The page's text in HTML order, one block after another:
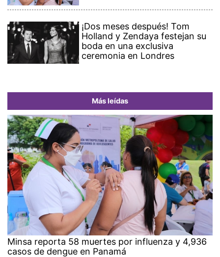
¡Dos meses después! Tom
Holland y Zendaya festejan su
boda en una exclusiva
ceremonia en Londres
Más leídas
Minsa reporta 58 muertes por influenza y 4,936
casos de dengue en Panamá